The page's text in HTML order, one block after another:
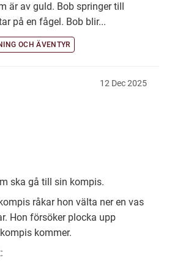
är av guld. Bob springer till
på en fågel. Bob blir...
OCH ÄVENTYR
12 Dec 2025
ska gå till sin kompis.
råkar hon välta ner en vas
Hon försöker plocka upp
kommer.